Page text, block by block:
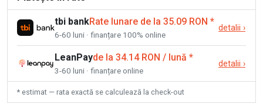
tbi bankRate lunare de la 35.09 RON *
6-60 luni · finanțare 100% online
detalii ›
LeanPayde la 34.14 RON / lună *
3-60 luni · finanțare online
detalii ›
* estimat — rata exactă se calculează la check-out